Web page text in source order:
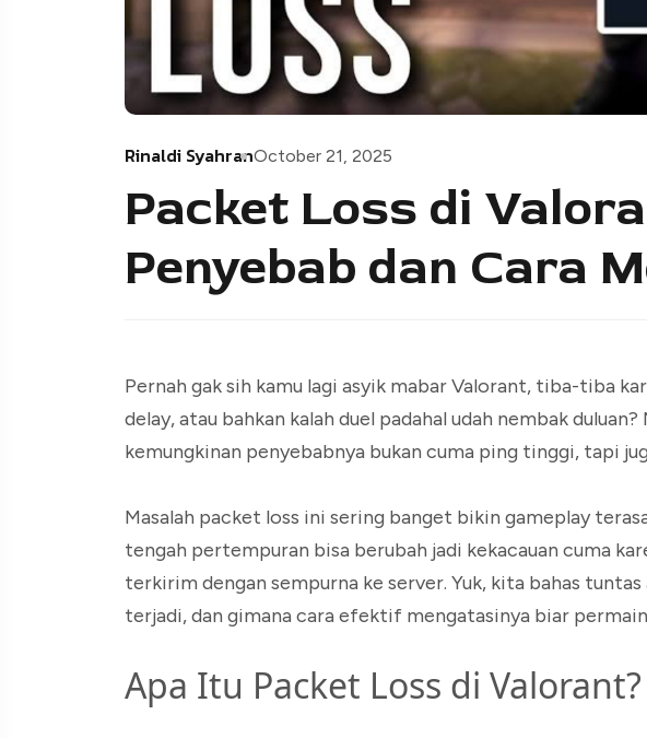
Rinaldi SyahranOctober 21, 2025
Packet Loss di
Penyebab dan Cara
Pernah gak sih kamu lagi asyik mabar Valorant, tiba-tiba
delay, atau bahkan kalah duel padahal udah nembak
kemungkinan penyebabnya bukan cuma ping tinggi, tapi
Masalah packet loss ini sering banget bikin gameplay
tengah pertempuran bisa berubah jadi kekacauan cuma
terkirim dengan sempurna ke server. Yuk, kita bahas
terjadi, dan gimana cara efektif mengatasinya biar
Apa Itu Packet Loss di Valorant?